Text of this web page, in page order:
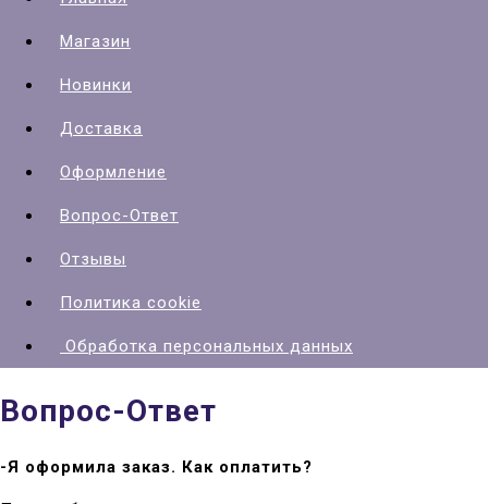
Магазин
Новинки
Доставка
Оформление
Вопрос-Ответ
Отзывы
Политика cookie
Обработка персональных данных
Вопрос-Ответ
-Я оформила заказ. Как оплатить?